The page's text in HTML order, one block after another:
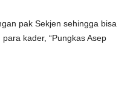
pak Sekjen sehingga bisa
kader, “Pungkas Asep